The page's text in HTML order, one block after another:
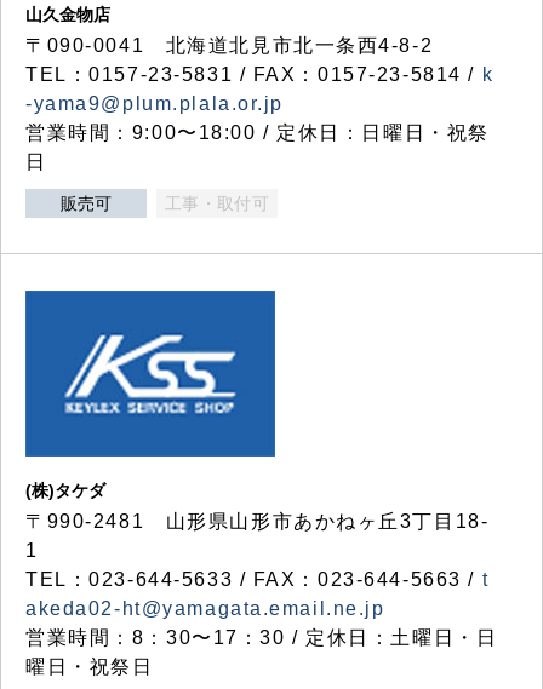
山久金物店
〒090-0041 北海道北見市北一条西4-8-2
TEL：0157-23-5831 / FAX：0157-23-5814 / k
-yama9@plum.plala.or.jp
営業時間：9:00〜18:00 / 定休日：日曜日・祝祭
日
販売可 工事・取付可
(株)タケダ
〒990-2481 山形県山形市あかねヶ丘3丁目18-
1
TEL：023-644-5633 / FAX：023-644-5663 / t
akeda02-ht@yamagata.email.ne.jp
営業時間：8：30〜17：30 / 定休日：土曜日・日
曜日・祝祭日